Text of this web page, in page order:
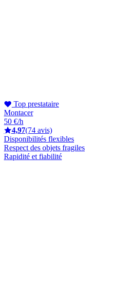
Top prestataire
Montacer
50 €/h
4,97(74 avis)
Disponibilités flexibles
Respect des objets fragiles
Rapidité et fiabilité